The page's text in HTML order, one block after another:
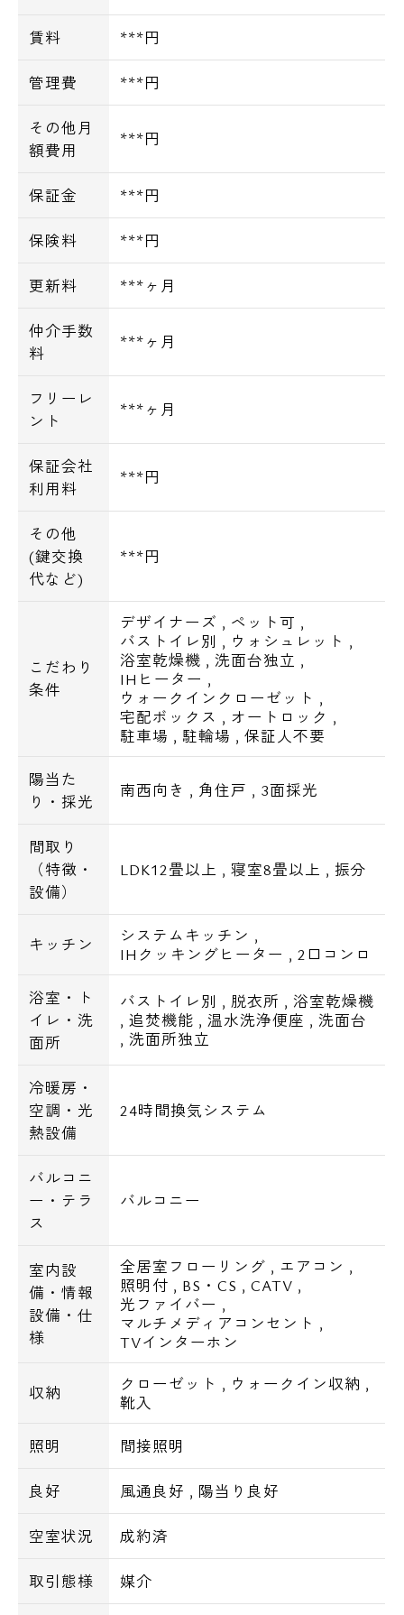
賃料 ***円
管理費 ***円
その他月
額費用
***円
保証金 ***円
保険料 ***円
更新料 ***ヶ月
仲介手数
料
***ヶ月
フリーレ
ント
***ヶ月
保証会社
利用料
***円
その他
(鍵交換
代など)
***円
こだわり
条件
デザイナーズ , ペット可 ,
バストイレ別 , ウォシュレット ,
浴室乾燥機 ,洗面台独立 ,
IHヒーター ,
ウォークインクローゼット ,
宅配ボックス , オートロック ,
駐車場 , 駐輪場 , 保証人不要
陽当た
り・採光
南西向き , 角住戸 , 3面採光
間取り
（特徴・
設備）
LDK12畳以上 , 寝室8畳以上 , 振分
キッチン システムキッチン ,
IHクッキングヒーター , 2口コンロ
浴室・ト
イレ・洗
面所
バストイレ別 , 脱衣所 , 浴室乾燥機
,追焚機能 , 温水洗浄便座 , 洗面台
,洗面所独立
冷暖房・
空調・光
熱設備
24時間換気システム
バルコニ
ー・テラ
ス
バルコニー
室内設
備・情報
設備・仕
様
全居室フローリング , エアコン ,
照明付 , BS・CS , CATV ,
光ファイバー ,
マルチメディアコンセント ,
TVインターホン
収納 クローゼット , ウォークイン収納 ,
靴入
照明 間接照明
良好 風通良好 , 陽当り良好
空室状況 成約済
取引態様 媒介